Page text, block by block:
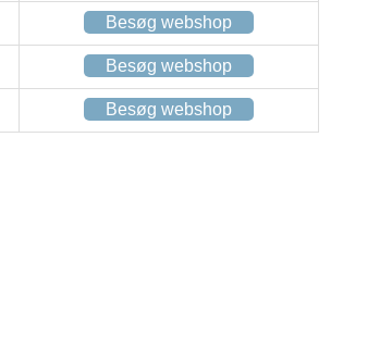
Besøg webshop
Besøg webshop
Besøg webshop